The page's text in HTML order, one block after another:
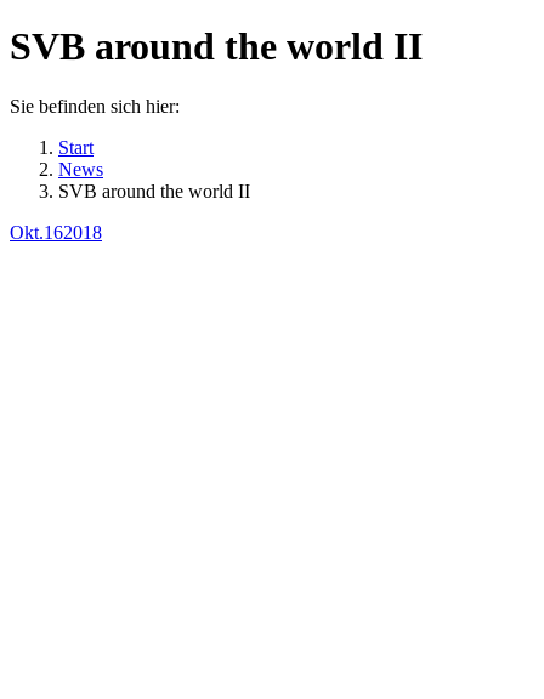
SVB around the world II
Sie befinden sich hier:
Start
News
SVB around the world II
Okt.162018